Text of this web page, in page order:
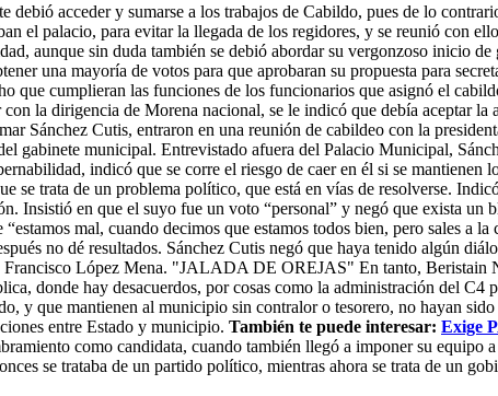
acceder y sumarse a los trabajos de Cabildo, pues de lo
el palacio, para evitar la llegada de los regidores, y se reunió con
aunque sin duda también se debió abordar su vergonzoso inicio
una mayoría de votos para que aprobaran su propuesta para
que cumplieran las funciones de los funcionarios que asignó el
la dirigencia de Morena nacional, se le indicó que debía aceptar
Sánchez Cutis, entraron en una reunión de cabildeo con la
gabinete municipal. Entrevistado afuera del Palacio Municipal,
indicó que se corre el riesgo de caer en él si se mantienen
se trata de un problema político, que está en vías de resolverse.
Insistió en que el suyo fue un voto “personal” y negó que exista un
mal, cuando decimos que estamos todos bien, pero sales a
no dé resultados. Sánchez Cutis negó que haya tenido algún
López Mena. "JALADA DE OREJAS" En tanto, Beristain
donde hay desacuerdos, por cosas como la administración del
y que mantienen al municipio sin contralor o tesorero, no hayan
entre Estado y municipio. También te puede interesar: Exige
como candidata, cuando también llegó a imponer su equipo
se trataba de un partido político, mientras ahora se trata de un